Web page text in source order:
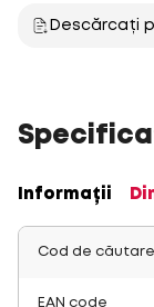
Descărcați
Informații
Cod de
EAN code